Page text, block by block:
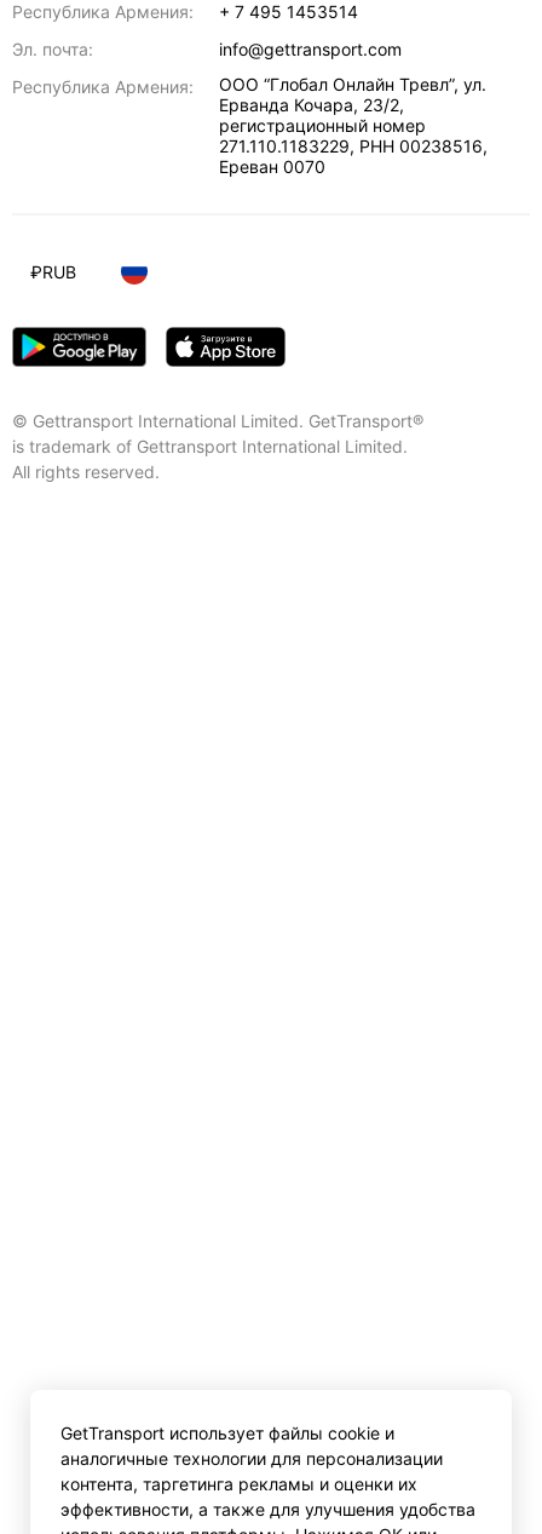
Республика Армения:
+ 7 495 1453514
Эл. почта:
info@gettransport.com
Республика Армения:
ООО “Глобал Онлайн Тревл”, ул.
Ерванда Кочара, 23/2,
регистрационный номер
271.110.1183229, РНН 00238516,
Ереван 0070
© Gettransport International Limited. GetTransport®
is trademark of Gettransport International Limited.
All rights reserved.
₽RUB
GetTransport использует файлы cookie и
аналогичные технологии для персонализации
контента, таргетинга рекламы и оценки их
эффективности, а также для улучшения удобства